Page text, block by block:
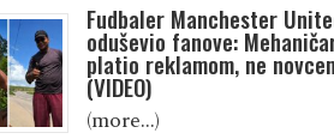
Fudbaler Manchester
oduševio fanove:
platio reklamom, ne
(VIDEO)
(more…)